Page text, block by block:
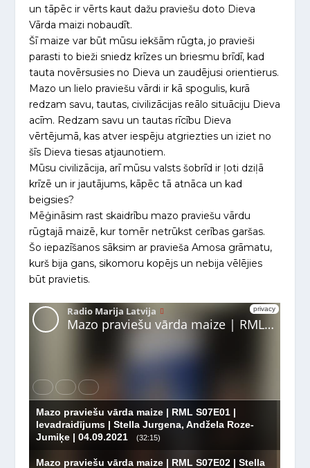
un tāpēc ir vērts kaut dažu praviešu doto Dieva
Vārda maizi nobaudīt.
Šī maize var būt mūsu iekšām rūgta, jo pravieši
parasti to bieži sniedz krīzes un briesmu brīdī, kad
tauta novērsusies no Dieva un zaudējusi orientierus.
Mazo un lielo praviešu vārdi ir kā spogulis, kurā
redzam savu, tautas, civilizācijas reālo situāciju Dieva
acīm. Redzam savu un tautas rīcību Dieva
vērtējumā, kas atver iespēju atgriezties un iziet no
šīs Dieva tiesas atjaunotiem.
Mūsu civilizācija, arī mūsu valsts šobrīd ir ļoti dziļā
krīzē un ir jautājums, kāpēc tā atnāca un kad
beigsies?
Mēģināsim rast skaidrību mazo praviešu vārdu
rūgtajā maizē, kur tomēr netrūkst cerības garšas.
Šo iepazīšanos sāksim ar pravieša Amosa grāmatu,
kurš bija gans, sikomoru kopējs un nebija vēlējies
būt pravietis.